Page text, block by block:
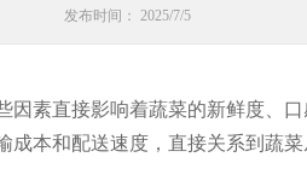
发布时间： 2025/7/5
素直接影响着蔬菜的新鲜度、
本和配送速度，直接关系到蔬